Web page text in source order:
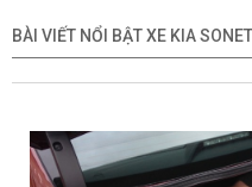
BÀI VIẾT NỔI BẬT XE KIA SONET